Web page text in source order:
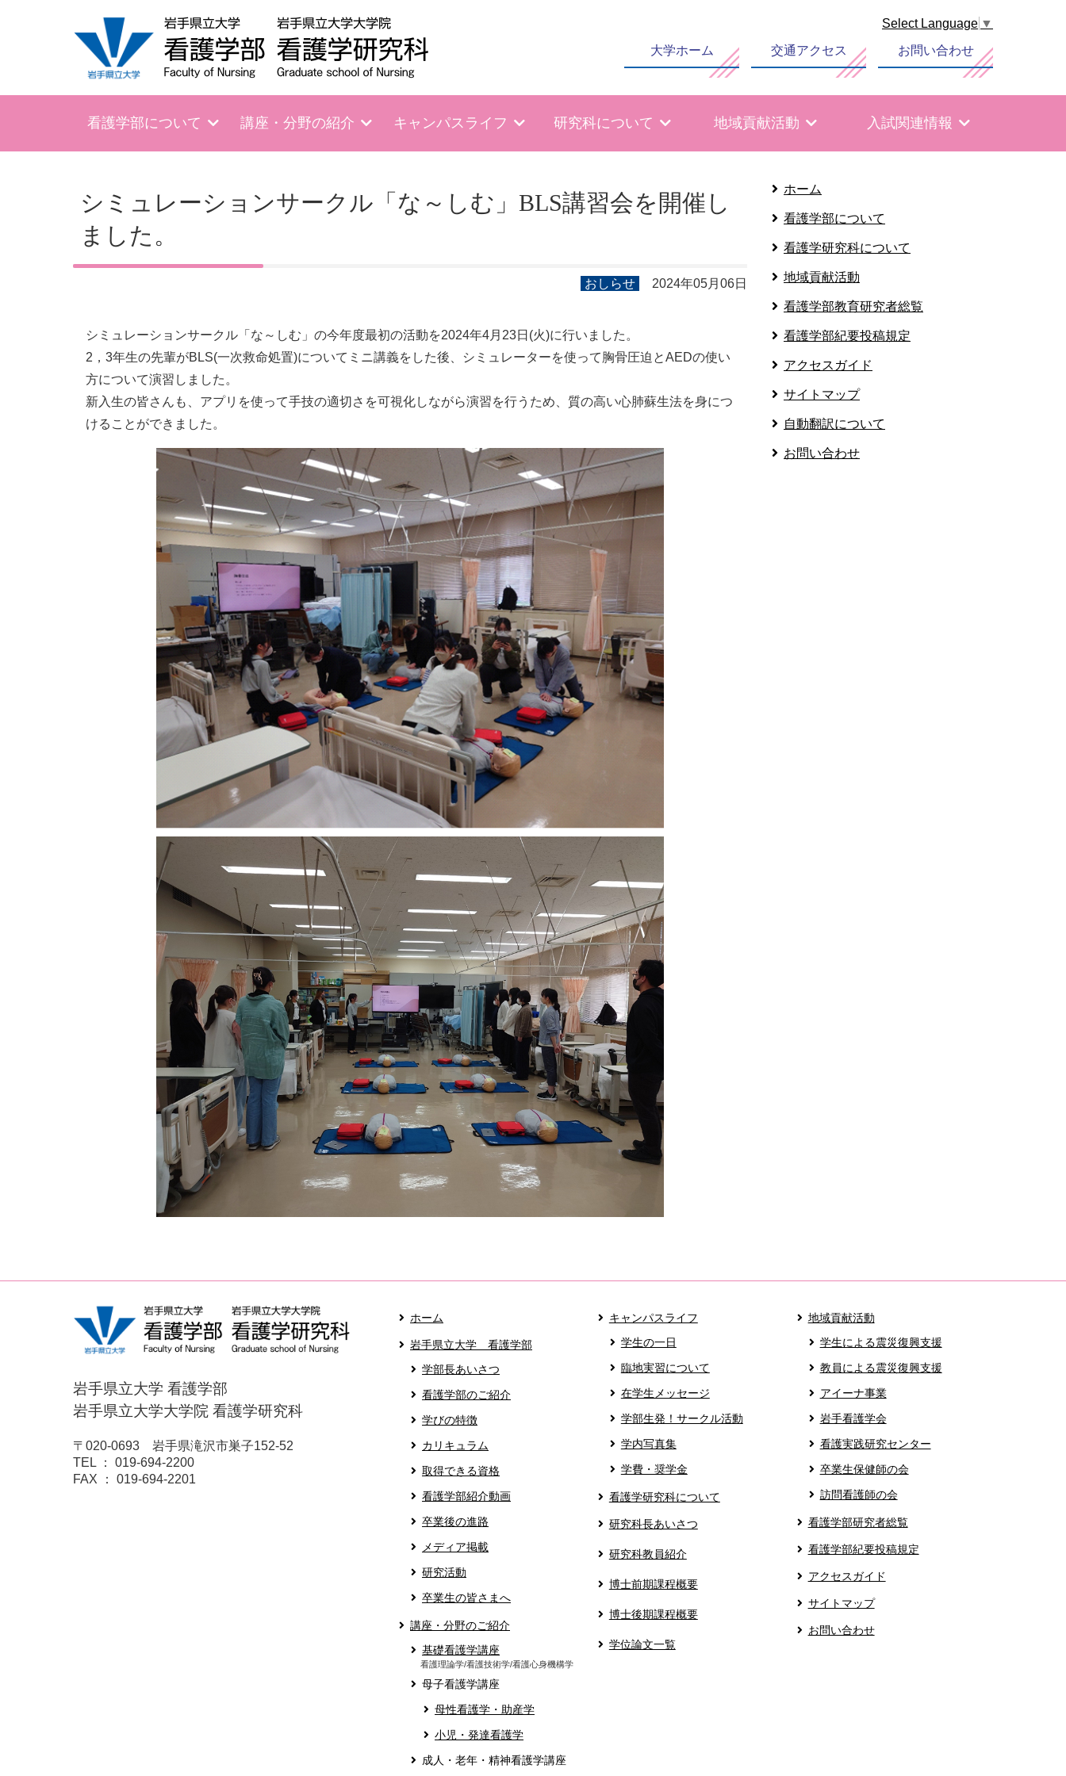
Select Language ▼
大学ホーム
交通アクセス お問い合わせ
看護学部について 講座・分野の紹介 キャンパスライフ 研究科について 地域貢献活動 入試関連情報
シミュレーションサークル「な～しむ」BLS講習会を開催し
ました。
おしらせ 2024年05月06日
シミュレーションサークル「な～しむ」の今年度最初の活動を2024年4月23日(火)に行いました。
2，3年生の先輩がBLS(一次救命処置)についてミニ講義をした後、シミュレーターを使って胸骨圧迫とAEDの使い
方について演習しました。
新入生の皆さんも、アプリを使って手技の適切さを可視化しながら演習を行うため、質の高い心肺蘇生法を身につ
けることができました。
ホーム
看護学部について
看護学研究科について
地域貢献活動
看護学部教育研究者総覧
看護学部紀要投稿規定
アクセスガイド
サイトマップ
自動翻訳について
お問い合わせ
岩手県立大学 看護学部
岩手県立大学大学院 看護学研究科
〒020-0693 岩手県滝沢市巣子152-52
TEL ： 019-694-2200
FAX ： 019-694-2201
ホーム
岩手県立大学 看護学部
学部長あいさつ
看護学部のご紹介
学びの特徴
カリキュラム
取得できる資格
看護学部紹介動画
卒業後の進路
メディア掲載
研究活動
卒業生の皆さまへ
講座・分野のご紹介
基礎看護学講座
看護理論学/看護技術学/看護心身機構学
母子看護学講座
母性看護学・助産学
小児・発達看護学
成人・老年・精神看護学講座
キャンパスライフ
学生の一日
臨地実習について
在学生メッセージ
学部生発！サークル活動
学内写真集
学費・奨学金
看護学研究科について
研究科長あいさつ
研究科教員紹介
博士前期課程概要
博士後期課程概要
学位論文一覧
地域貢献活動
学生による震災復興支援
教員による震災復興支援
アイーナ事業
岩手看護学会
看護実践研究センター
卒業生保健師の会
訪問看護師の会
看護学部研究者総覧
看護学部紀要投稿規定
アクセスガイド
サイトマップ
お問い合わせ